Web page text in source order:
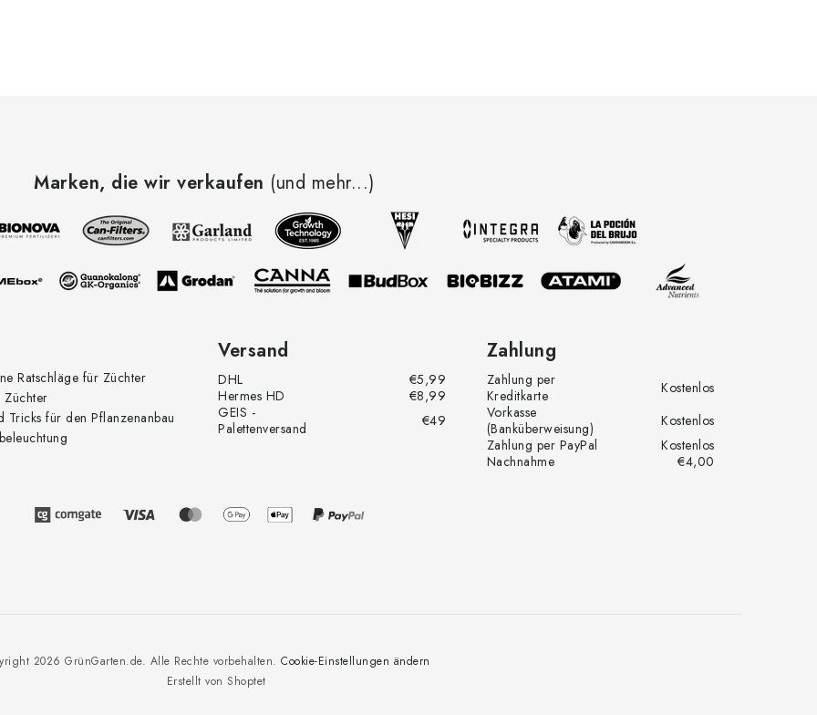
Marken, die wir verkaufen (und mehr...)
Ratschläge für Züchter
Züchter
Tricks für den Pflanzenanbau
Versand
DHL
€5,99
Hermes HD
€8,99
GEIS -
Palettenversand
€49
Zahlung
Zahlung per
Kreditkarte
Kostenlos
Vorkasse
(Banküberweisung)
Kostenlos
Zahlung per PayPal
Kostenlos
Nachnahme
€4,00
Erstellt von Shoptet
2026 GrünGarten.de. Alle Rechte vorbehalten. Cookie-Einstellungen ändern